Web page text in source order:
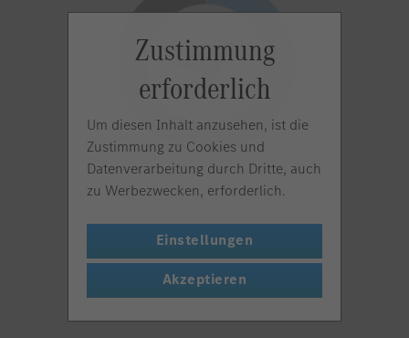
Zustimmung
erforderlich
Um diesen Inhalt anzusehen, ist die
Zustimmung zu Cookies und
Datenverarbeitung durch Dritte, auch
zu Werbezwecken, erforderlich.
Einstellungen
Akzeptieren